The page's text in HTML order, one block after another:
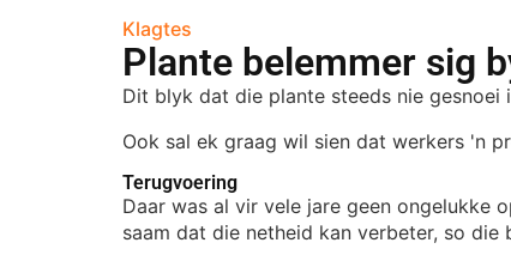
Klagtes
Plante belemmer sig
Dit blyk dat die plante steeds nie gesnoei
Ook sal ek graag wil sien dat werkers 'n
Terugvoering
Daar was al vir vele jare geen ongelukke
saam dat die netheid kan verbeter, so